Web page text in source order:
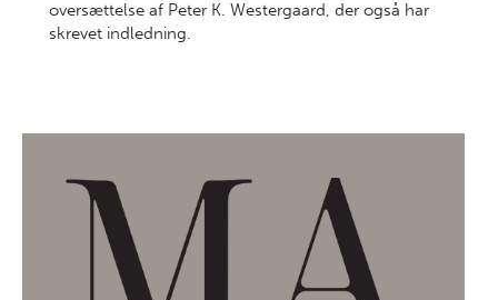
oversættelse af Peter K. Westergaard, der også har
skrevet indledning.